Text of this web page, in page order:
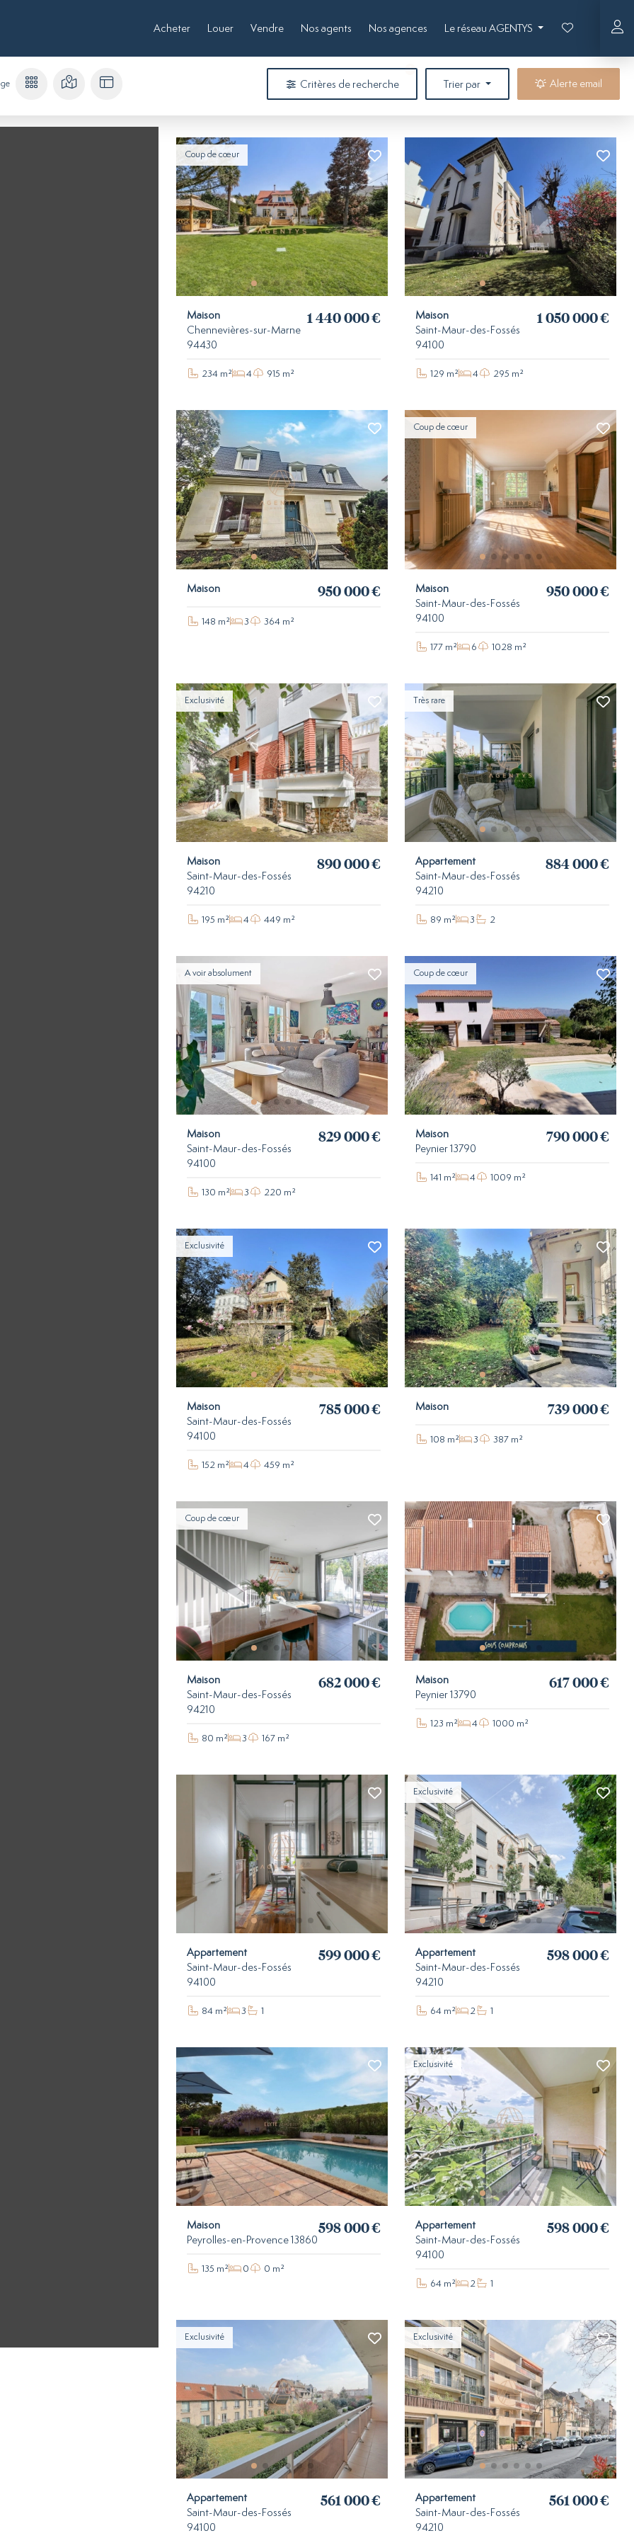
Acheter Louer Vendre Nos agents Nos agences Le réseau AGENTYS
Critères de recherche
1filtres sélectionnés
Trier par Alerte email
Coup de cœur
Maison
Chennevières-sur-Marne
94430
1 440 000 €
234 m² 4 915 m²
Maison
Saint-Maur-des-Fossés
94100
1 050 000 €
129 m² 4 295 m²
Maison 950 000 €
148 m² 3 364 m²
Coup de cœur
Maison
Saint-Maur-des-Fossés
94100
950 000 €
177 m² 6 1028 m²
Exclusivité
Maison
Saint-Maur-des-Fossés
94210
890 000 €
195 m² 4 449 m²
Très rare
Appartement
Saint-Maur-des-Fossés
94210
884 000 €
89 m² 3 2
A voir absolument
Maison
Saint-Maur-des-Fossés
94100
829 000 €
130 m² 3 220 m²
Coup de cœur
Maison
Peynier 13790
790 000 €
141 m² 4 1009 m²
Exclusivité
Maison
Saint-Maur-des-Fossés
94100
785 000 €
152 m² 4 459 m²
Maison 739 000 €
108 m² 3 387 m²
Coup de cœur
Maison
Saint-Maur-des-Fossés
94210
682 000 €
80 m² 3 167 m²
Maison
Peynier 13790
617 000 €
123 m² 4 1000 m²
Appartement
Saint-Maur-des-Fossés
94100
599 000 €
84 m² 3 1
Exclusivité
Appartement
Saint-Maur-des-Fossés
94210
598 000 €
64 m² 2 1
Maison
Peyrolles-en-Provence 13860
598 000 €
135 m² 0 0 m²
Exclusivité
Appartement
Saint-Maur-des-Fossés
94100
598 000 €
64 m² 2 1
Exclusivité
Appartement
Saint-Maur-des-Fossés
94100
561 000 €
Exclusivité
Appartement
Saint-Maur-des-Fossés
94210
561 000 €